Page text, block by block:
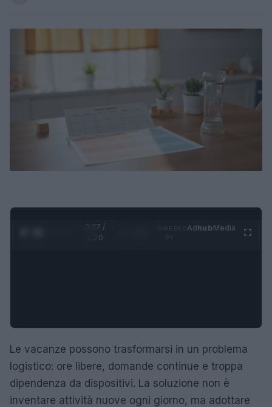
0:29 /
1:20
AdhubMedia
Le vacanze possono trasformarsi in un problema
logistico: ore libere, domande continue e troppa
dipendenza da dispositivi. La soluzione non è
inventare attività nuove ogni giorno, ma adottare